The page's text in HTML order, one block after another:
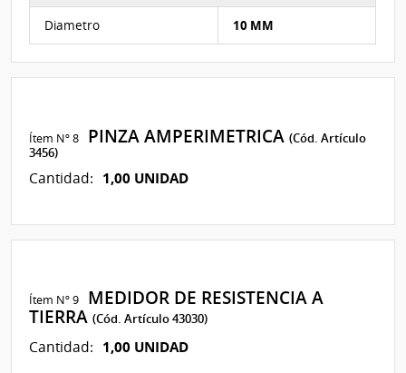
Diametro 10 MM
Ítem Nº 8 PINZA AMPERIMETRICA(Cód. Artículo
3456)
Cantidad: 1,00 UNIDAD
Ítem Nº 9
MEDIDOR DE RESISTENCIA A
TIERRA(Cód. Artículo 43030)
Cantidad: 1,00 UNIDAD